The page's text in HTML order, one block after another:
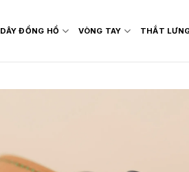
DÂY ĐỒNG HỒ VÒNG TAY THẮT